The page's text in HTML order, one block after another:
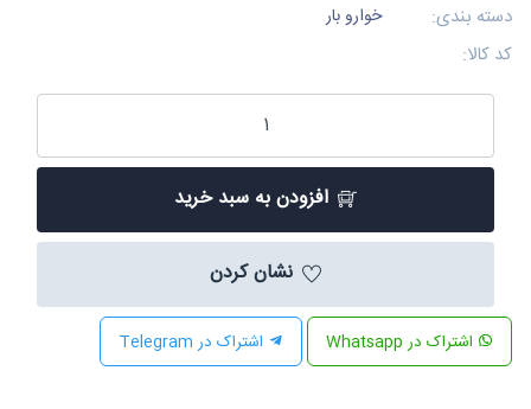
دسته بندی: خوارو بار
کد کالا:
افزودن به سبد خرید
نشان کردن
اشتراک در Whatsapp اشتراک در Telegram